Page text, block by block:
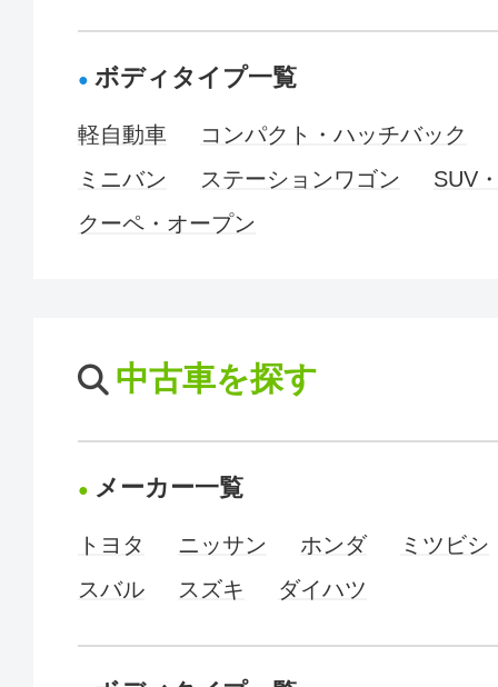
ボディタイプ一覧
軽自動車
コンパクト・ハッチバック
ミニバン
ステーションワゴン
SUV
クーペ・オープン
中古車を探す
メーカー一覧
トヨタ ニッサン ホンダ
ミツビシ
スバル
スズキ ダイハツ